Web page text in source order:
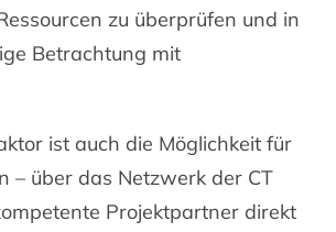
zu überprüfen und in
Betrachtung mit
ist auch die Möglichkeit für
– über das Netzwerk der CT
Projektpartner direkt